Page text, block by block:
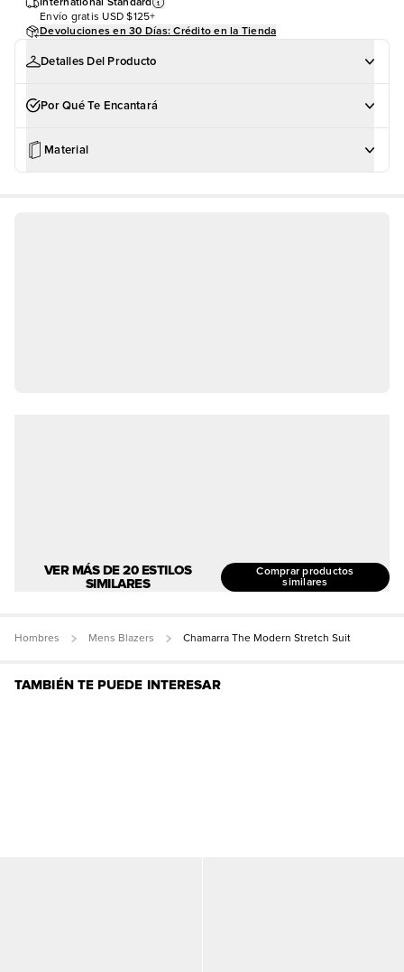
Envío gratis USD $125+
Devoluciones en 30 Días: Crédito en la Tienda
Detalles Del Producto
Por Qué Te Encantará
Material
VER MÁS DE 20 ESTILOS
SIMILARES
Comprar productos
similares
Hombres Mens Blazers Chamarra The Modern Stretch Suit
TAMBIÉN TE PUEDE INTERESAR